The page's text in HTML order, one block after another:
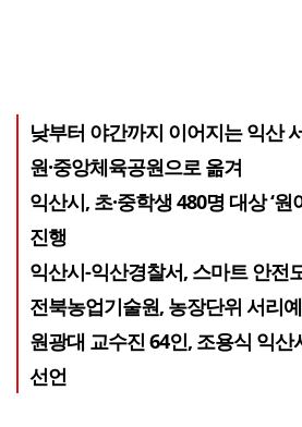
낮부터 야간까지 이어지는 익산
원·중앙체육공원으로 옮겨
익산시, 초·중학생 480명 대상 ‘
진행
익산시-익산경찰서, 스마트 안전
전북농업기술원, 농장단위 서리
원광대 교수진 64인, 조용식 익산
선언